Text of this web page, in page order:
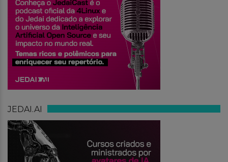
JEDAI.AI